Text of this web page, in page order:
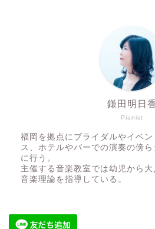
Pianist
鎌田明日
福岡を拠点にブライダルやイベ
ス、ホテルやバーでの演奏の傍
に行う。
主催する音楽教室では幼児から大
音楽理論を指導している。